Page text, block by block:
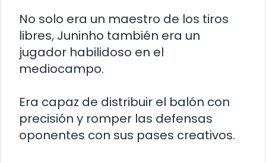
No solo era un maestro de los tiros
libres, Juninho también era un
jugador habilidoso en el
mediocampo.
Era capaz de distribuir el balón con
precisión y romper las defensas
oponentes con sus pases creativos.